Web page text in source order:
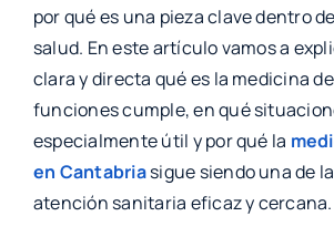
por qué es una pieza clave dentro
salud. En este artículo vamos a
clara y directa qué es la medicina
funciones cumple, en qué
especialmente útil y por qué la
en Cantabriasigue siendo una de
atención sanitaria eficaz y cercana.